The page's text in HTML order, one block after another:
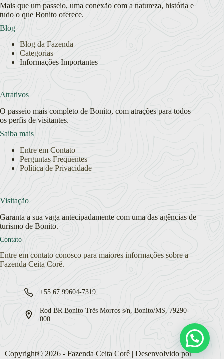
Mais que um passeio, uma conexão com a natureza, história e
tudo o que Bonito oferece.
Blog
Blog da Fazenda
Categorias
Informações Importantes
Atrativos
O passeio mais completo de Bonito, com atrações para todos
os perfis de visitantes.
Saiba mais
Entre em Contato
Perguntas Frequentes
Política de Privacidade
Visitação
Garanta a sua vaga antecipadamente com uma das agências de
turismo de Bonito.
Contato
Entre em contato conosco para maiores informações sobre a
Fazenda Ceita Corê.
+55 67 99604-7319
Rod BR Bonito Três Morros s/n, Bonito/MS, 79290-
000
Copyright© 2026 - Fazenda Ceita Corê | Desenvolvido por